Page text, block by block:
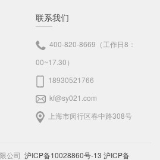
联系我们
400-820-8669（工作日8：
00~17.30）
18930521766
kf@sy021.com
上海市闵行区春中路308号
公司 沪ICP备10028860号-13 沪ICP备